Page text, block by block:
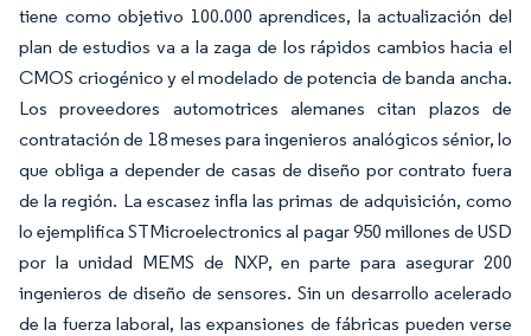
tiene como objetivo 100.000 aprendices, la actualización del
plan de estudios va a la zaga de los rápidos cambios hacia el
CMOS criogénico y el modelado de potencia de banda ancha.
Los proveedores automotrices alemanes citan plazos de
contratación de 18 meses para ingenieros analógicos sénior, lo
que obliga a depender de casas de diseño por contrato fuera
de la región. La escasez infla las primas de adquisición, como
lo ejemplifica STMicroelectronics al pagar 950 millones de USD
por la unidad MEMS de NXP, en parte para asegurar 200
ingenieros de diseño de sensores. Sin un desarrollo acelerado
de la fuerza laboral, las expansiones de fábricas pueden verse